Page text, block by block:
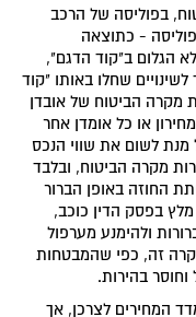
בפוליסה של הרכב
- כתוצאה
הגלום ב"קוד הדגם",
שחלו באותו "קוד
מקרה הביטוח של אובדן
או כל אומדן אחר
מנת לשום את שווי הנכס
מקרה הביטוח, ובלבד
החוזה באופן הברור
בפסק הדין כוכב,
ולהימנע מערפול
זה, כפי שהמבטחות
בהירות.
המחירים לצרכן, אך